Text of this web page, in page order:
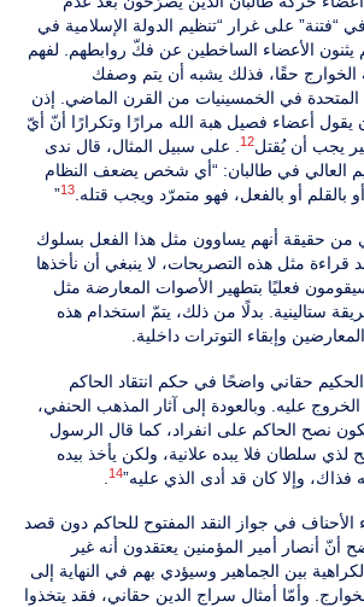
“فتنة” على غرار “تنظيم الدولة الإسلامية في
يثنون الأعضاء الساخطين عن فكّ روابطهم. لفهم
الخوارج حقًا، فذلك يشبه أن يتم وصفك
المتحدة في الخمسينيات من القرن الماضي. إذن
أعضاء فصيل هبة الله مرارًا وتكرارًا أنّ أيّ
يجب أن يُقتل12
. على سبيل المثال، قال ندى
العالي في طالبان: “أي شخص يضعف النظام
بالقلم أو بالفعل، فهو متمرّد ويجب قتله. 13
”
من حقيقة أنهم يساوون مثل هذا الفعل بسلوك
قراءة مثل هذه التصريحات، لا ينبغي أن نأخذها
فعليًا بتطهير الأصوات المعارضة مثل
ستالينية. بدلًا من ذلك، يتمّ استخدام هذه
وإبقاء التوترات داخلية.
حقاني واضحًا في حكم انتقاد الحاكم
عليه. وبالعودة إلى آثار المذهب الحنفي،
نصح الحاكم على انفراد، كما قال الرسول
سلطان فلا يبده علانية، ولكن يأخذ بيده
فذاك، وإلا كان قد أدى الذي عليه”14
في جواز النقد المفتوح للحاكم دون قصد
أنّ أنصار أمير المؤمنين يعتقدون أنه غير
بين الجماهير وسيؤدي بهم في النهاية إلى
وأمّا أمثال سراج الدين حقاني، فقد يتخذوا